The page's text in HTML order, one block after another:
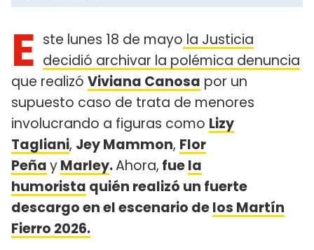
E ste lunes 18 de mayo la Justicia
decidió archivar la polémica denuncia
que realizó Viviana Canosa por un
supuesto caso de trata de menores
involucrando a figuras como Lizy
Tagliani, Jey Mammon, Flor
PeñayMarley.Ahora, fuela
humorista quién realizó un fuerte
descargo en el escenario delos Martín
Fierro 2026.